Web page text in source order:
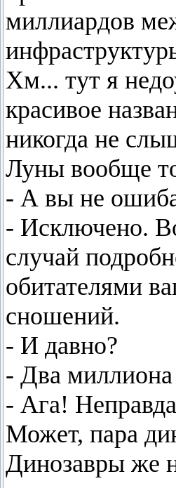
миллиардов
Хм... тут я
красивое
никогда не
Луны вообще
- А вы не
- Исключено.
случай
обитателями
сношений.
- И давно?
- Два
- Ага!
Может, пара
Динозавры же